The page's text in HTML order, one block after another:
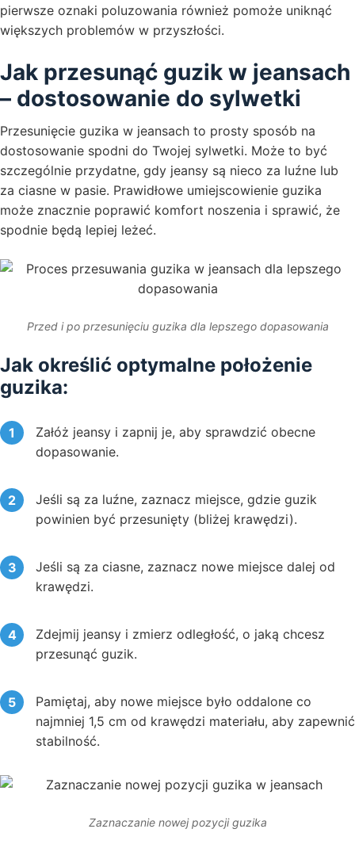
pierwsze oznaki poluzowania również pomoże uniknąć
większych problemów w przyszłości.
Jak przesunąć guzik w jeansach
– dostosowanie do sylwetki
Przesunięcie guzika w jeansach to prosty sposób na
dostosowanie spodni do Twojej sylwetki. Może to być
szczególnie przydatne, gdy jeansy są nieco za luźne lub
za ciasne w pasie. Prawidłowe umiejscowienie guzika
może znacznie poprawić komfort noszenia i sprawić, że
spodnie będą lepiej leżeć.
Przed i po przesunięciu guzika dla lepszego dopasowania
Jak określić optymalne położenie
guzika:
Załóż jeansy i zapnij je, aby sprawdzić obecne
dopasowanie.
Jeśli są za luźne, zaznacz miejsce, gdzie guzik
powinien być przesunięty (bliżej krawędzi).
Jeśli są za ciasne, zaznacz nowe miejsce dalej od
krawędzi.
Zdejmij jeansy i zmierz odległość, o jaką chcesz
przesunąć guzik.
Pamiętaj, aby nowe miejsce było oddalone co
najmniej 1,5 cm od krawędzi materiału, aby zapewnić
stabilność.
Zaznaczanie nowej pozycji guzika